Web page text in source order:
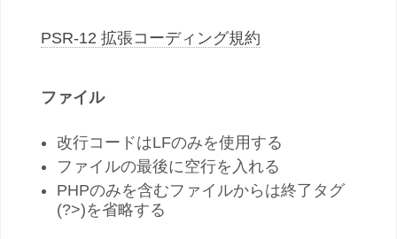
PSR-12 拡張コーディング規約
ファイル
改行コードはLFのみを使用する
ファイルの最後に空行を入れる
PHPのみを含むファイルからは終了タグ
(?>)を省略する